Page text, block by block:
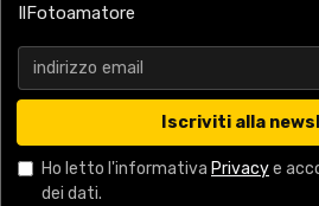
IlFotoamatore
Iscriviti alla
Ho letto l'informativa Privacye
dei dati.